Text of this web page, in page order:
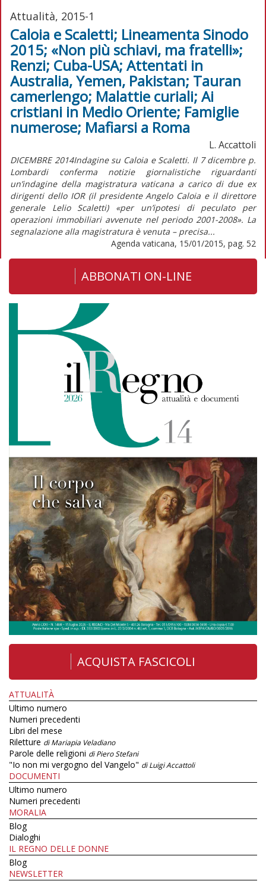
Attualità, 2015-1
Caloia e Scaletti; Lineamenta Sinodo
2015; «Non più schiavi, ma fratelli»;
Renzi; Cuba-USA; Attentati in
Australia, Yemen, Pakistan; Tauran
camerlengo; Malattie curiali; Ai
cristiani in Medio Oriente; Famiglie
numerose; Mafiarsi a Roma
L. Accattoli
DICEMBRE 2014Indagine su Caloia e Scaletti. Il 7 dicembre p.
Lombardi conferma notizie giornalistiche riguardanti
un’indagine della magistratura vaticana a carico di due ex
dirigenti dello IOR (il presidente Angelo Caloia e il direttore
generale Lelio Scaletti) «per un’ipotesi di peculato per
operazioni immobiliari avvenute nel periodo 2001-2008». La
segnalazione alla magistratura è venuta – precisa...
Agenda vaticana, 15/01/2015, pag. 52
ABBONATI ON-LINE
ACQUISTA FASCICOLI
ATTUALITÀ
Ultimo numero
Numeri precedenti
Libri del mese
Riletture di Mariapia Veladiano
Parole delle religioni di Piero Stefani
"Io non mi vergogno del Vangelo" di Luigi Accattoli
DOCUMENTI
Ultimo numero
Numeri precedenti
MORALIA
Blog
Dialoghi
IL REGNO DELLE DONNE
Blog
NEWSLETTER